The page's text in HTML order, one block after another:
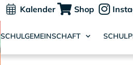
Kalender Shop
SCHULGEMEINSCHAFT